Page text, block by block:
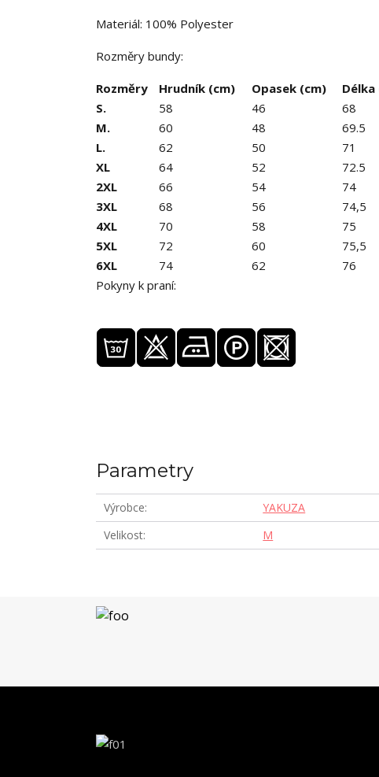
Materiál: 100% Polyester
Rozměry bundy:
Rozměry Hrudník (cm) Opasek (cm) Délka
S.
58 46 68
M.
60 48 69.5
L.
62 50 71
XL
64 52 72.5
2XL
66 54 74
3XL
68 56 74,5
4XL
70 58 75
5XL
72 60 75,5
6XL
74 62 76
Pokyny k praní:
Parametry
Výrobce
YAKUZA
Velikost
M